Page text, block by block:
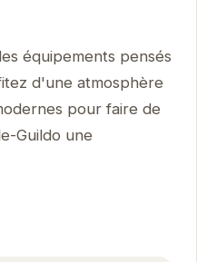
équipements pensés
d'une atmosphère
pour faire de
Guildo une